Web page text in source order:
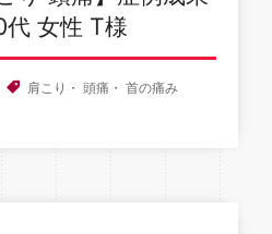
女性 T様
肩こり ・ 頭痛 ・ 首の痛み